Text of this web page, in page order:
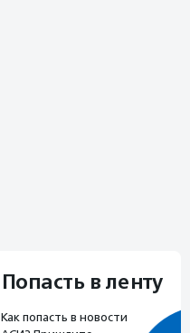
Попасть в ленту
Как попасть в новости